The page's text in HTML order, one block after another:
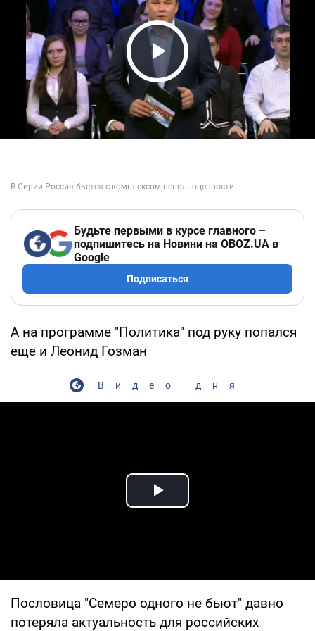
Play Video
Будьте первыми в курсе главного –
подпишитесь на Новини на OBOZ.UA в
Google
Подписаться
А на программе "Политика" под руку попался
еще и Леонид Гозман
Видео дня
Play Video
Пословица "Семеро одного не бьют" давно
потеряла актуальность для российских